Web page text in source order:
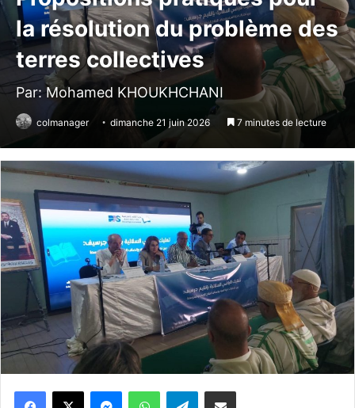
la résolution du problème des
terres collectives
Par: Mohamed KHOUKHCHANI
colmanager dimanche 21 juin 2026 7 minutes de lecture
WhatsApp Telegram